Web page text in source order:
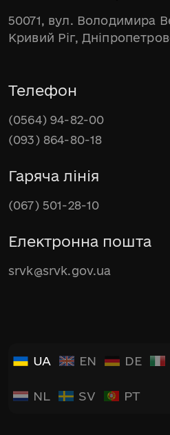
50071, вул. Володимира
Кривий Ріг,
Телефон
(0564) 94-82-00
(093) 864-80-18
Гаряча лінія
(067) 501-28-10
Електронна пошта
srvk@srvk.gov.ua
UA EN DE
NL SV PT